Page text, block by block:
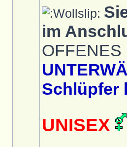
im
OFFENES
Schlüpfer
UNISEX